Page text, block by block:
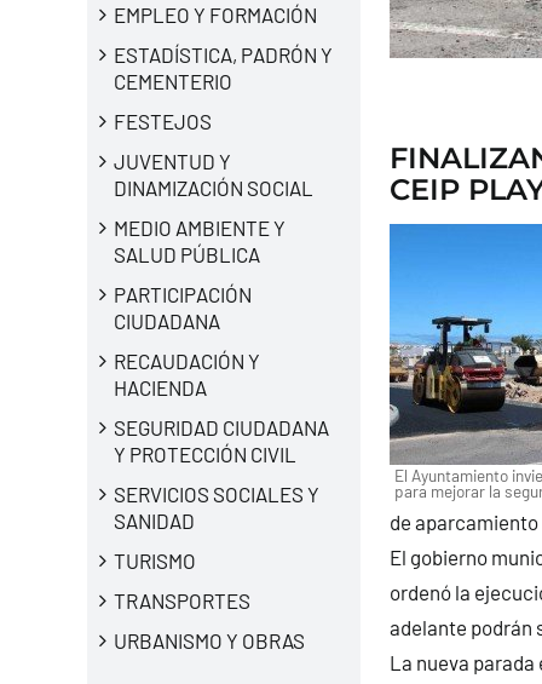
EMPLEO Y FORMACIÓN
ESTADÍSTICA, PADRÓN Y
CEMENTERIO
FESTEJOS
JUVENTUD Y
DINAMIZACIÓN SOCIAL
MEDIO AMBIENTE Y
SALUD PÚBLICA
PARTICIPACIÓN
CIUDADANA
RECAUDACIÓN Y
HACIENDA
SEGURIDAD CIUDADANA
Y PROTECCIÓN CIVIL
SERVICIOS SOCIALES Y
SANIDAD
TURISMO
TRANSPORTES
URBANISMO Y OBRAS
CEIP
El Ayuntamiento
para mejorar la
de
El gobierno
ordenó la
adelante podrán
La nueva